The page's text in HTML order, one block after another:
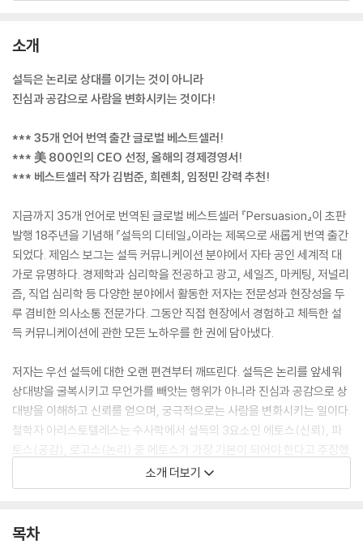
소개
설득은 논리로 상대를 이기는 것이 아니라
진심과 공감으로 사람을 변화시키는 것이다!
*** 35개 언어 번역 출간 글로벌 베스트셀러!
*** 美 800인의 CEO 선정, 올해의 경제경영서!
*** 베스트셀러 작가 김범준, 희렌최, 임정민 강력 추천!
지금까지 35개 언어로 번역된 글로벌 베스트셀러 『Persuasion』이 초판
발행 18주년을 기념해 『설득의 디테일』이라는 제목으로 새롭게 번역 출간
되었다. 제임스 보그는 설득 커뮤니케이션 분야에서 자타 공인 세계적 대
가로 유명하다. 경제학과 심리학을 전공하고 광고, 세일즈, 마케팅, 저널리
즘, 직업 심리학 등 다양한 분야에서 활동한 저자는 전문성과 현장성을 두
루 겸비한 의사소통 전문가다. 그동안 직접 현장에서 경험하고 체득한 설
득 커뮤니케이션에 관한 모든 노하우를 한 권에 담아냈다.
저자는 우선 설득에 대한 오랜 편견부터 깨뜨린다. 설득은 논리를 앞세워
상대방을 굴복시키고 무언가를 빼앗는 행위가 아니라 진심과 공감으로 상
대방을 이해하고 신뢰를 얻으며, 궁극적으로는 사람을 변화시키는 일이다.
철학자 아리스토텔레스는 수사학에서 설득의 3요소인 에토스(신뢰), 파
토스(공감), 로고스(논리) 중 에토스가 가장 기본이 되어야 한다고 주장했
다. 기본적으로 신뢰가 밑바탕에 깔려 있어야 감정적으로나 논리적으로 사
람을 설득할 수 있기 때문이다. 저자도 2천 년 넘게 변치 않는 소통의 진리
소개 더보기
목차